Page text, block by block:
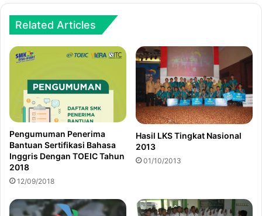
Related Articles
Pengumuman Penerima
Bantuan Sertifikasi Bahasa
Inggris Dengan TOEIC Tahun
2018
12/09/2018
Hasil LKS Tingkat Nasional
2013
01/10/2013